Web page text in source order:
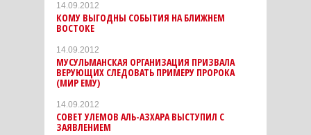
14.09.2012
КОМУ ВЫГОДНЫ СОБЫТИЯ НА БЛИЖНЕМ
ВОСТОКЕ
14.09.2012
МУСУЛЬМАНСКАЯ ОРГАНИЗАЦИЯ ПРИЗВАЛА
ВЕРУЮЩИХ СЛЕДОВАТЬ ПРИМЕРУ ПРОРОКА
(МИР ЕМУ)
14.09.2012
СОВЕТ УЛЕМОВ АЛЬ-АЗХАРА ВЫСТУПИЛ С
ЗАЯВЛЕНИЕМ